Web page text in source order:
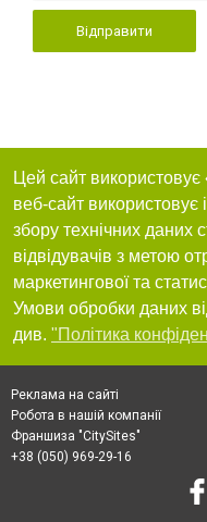
Відправити
Цей сайт
веб-сайт використовує
збору технічних даних
відвідувачів з метою
маркетингової та
Умови обробки даних
див. "Політика
Реклама на сайті
Робота в нашій компанії
Франшиза "CitySites"
+38 (050) 969-29-16